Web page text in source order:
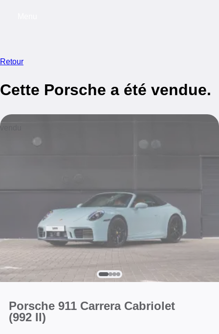
Retour
Cette Porsche a été vendue.
vendu
Porsche 911 Carrera Cabriolet
(992 II)